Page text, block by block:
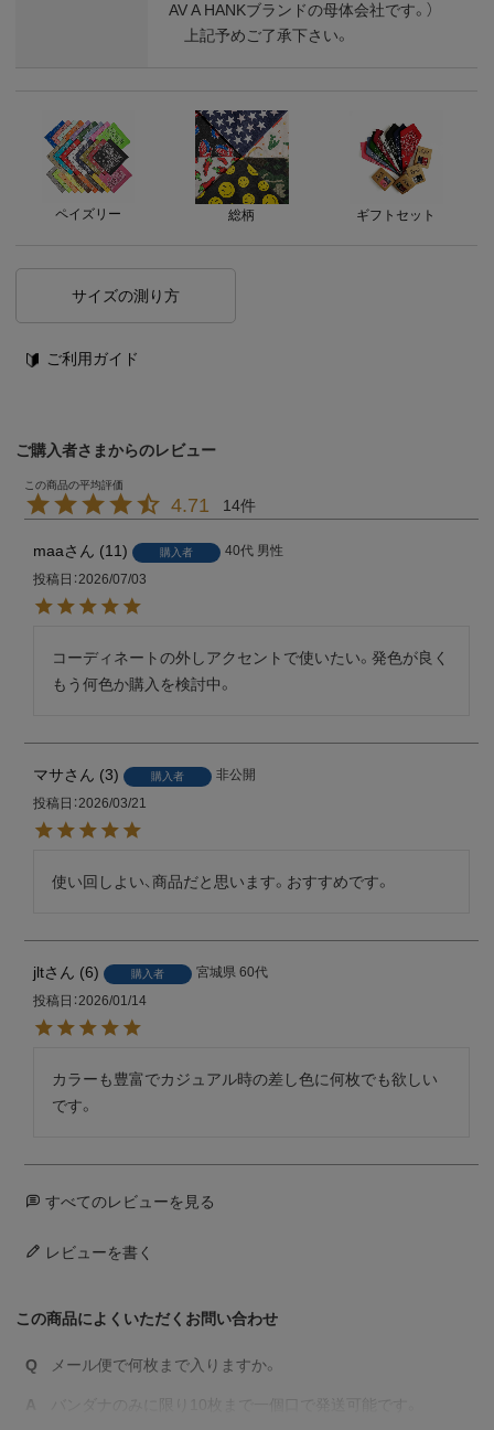
AV A HANKブランドの母体会社です。）
上記予めご了承下さい。
ペイズリー 総柄 ギフトセット
サイズの測り方
ご利用ガイド
ご購入者さまからのレビュー
4.71 14
maa 11 購入者 40代 男性
投稿日 2026/07/03
コーディネートの外しアクセントで使いたい。発色が良く
もう何色か購入を検討中。
マサ 3 購入者
非公開
投稿日 2026/03/21
使い回しよい、商品だと思います。おすすめです。
jlt 6 購入者 宮城県 60代
投稿日 2026/01/14
カラーも豊富でカジュアル時の差し色に何枚でも欲しい
です。
すべてのレビューを見る
レビューを書く
この商品によくいただくお問い合わせ
Q メール便で何枚まで入りますか。
A